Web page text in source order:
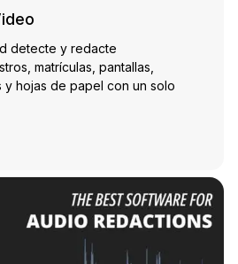
detecte y redacte
matrículas, pantallas,
y hojas de papel con un solo